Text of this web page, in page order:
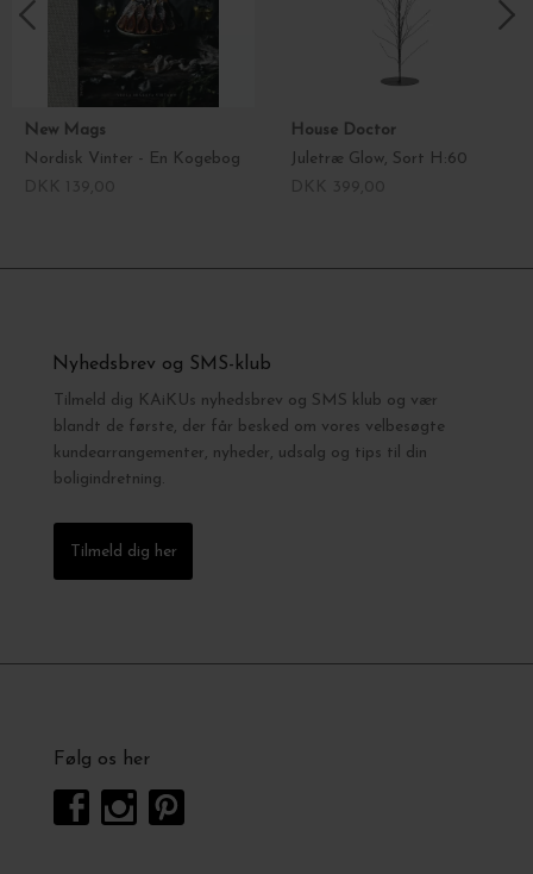
New Mags
Nordisk Vinter - En Kogebog
House Doctor
Juletræ Glow, Sort H:60
Nyhedsbrev og SMS-klub
Tilmeld dig KAiKUs nyhedsbrev og SMS klub og vær
blandt de første, der får besked om vores velbesøgte
kundearrangementer, nyheder, udsalg og tips til din
boligindretning.
Tilmeld dig her
Følg os her